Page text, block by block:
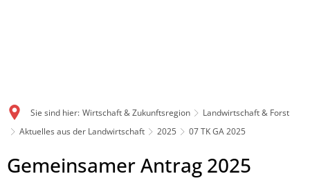
Sie sind hier: Wirtschaft & Zukunftsregion
Landwirtschaft & Forst
Aktuelles aus der Landwirtschaft
2025 07 TK GA 2025
Gemeinsamer Antrag 2025